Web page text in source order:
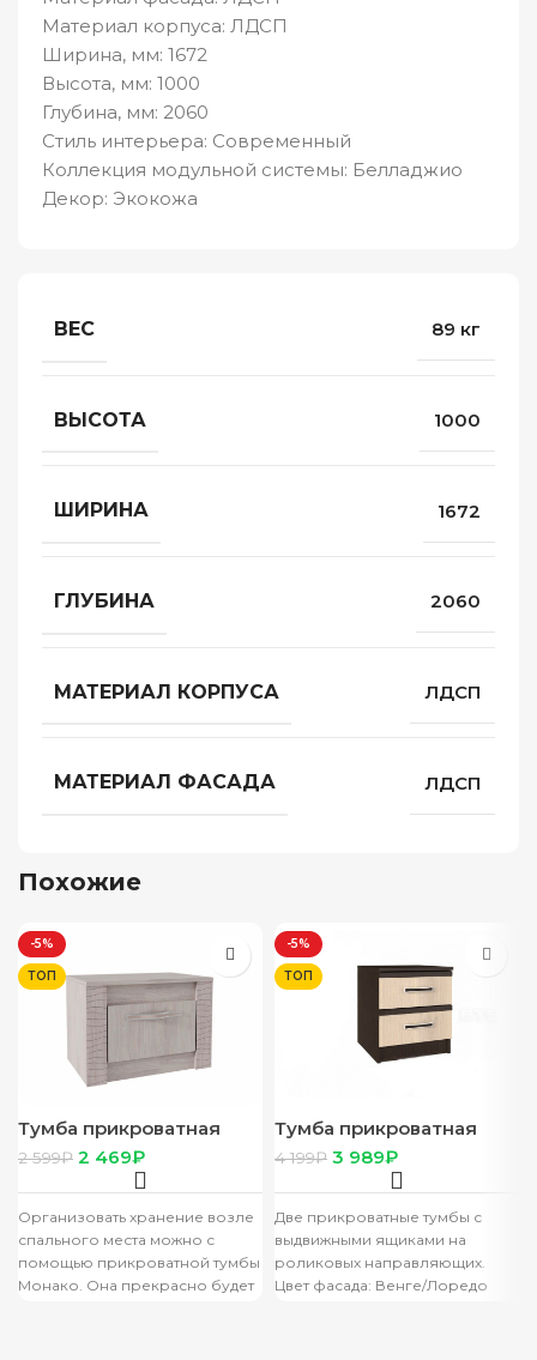
Материал корпуса: ЛДСП
Ширина, мм: 1672
Высота, мм: 1000
Глубина, мм: 2060
Стиль интерьера: Современный
Коллекция модульной системы: Белладжио
Декор: Экокожа
ВЕС 89 кг
ВЫСОТА 1000
ШИРИНА 1672
ГЛУБИНА 2060
МАТЕРИАЛ КОРПУСА ЛДСП
МАТЕРИАЛ ФАСАДА ЛДСП
Похожие
-5%
ТОП
Тумба прикроватная
“Монако” ТБ-26 ясень
белый /F12
2 599₽ 2 469₽
Организовать хранение возле
спального места можно с
помощью прикроватной тумбы
Монако. Она прекрасно будет
-5%
ТОП
Тумба прикроватная
“Сакура” венге/лоредо
(в компл – 2 шт)
4 199₽ 3 989₽
Две прикроватные тумбы с
выдвижными ящиками на
роликовых направляющих.
Цвет фасада: Венге/Лоредо